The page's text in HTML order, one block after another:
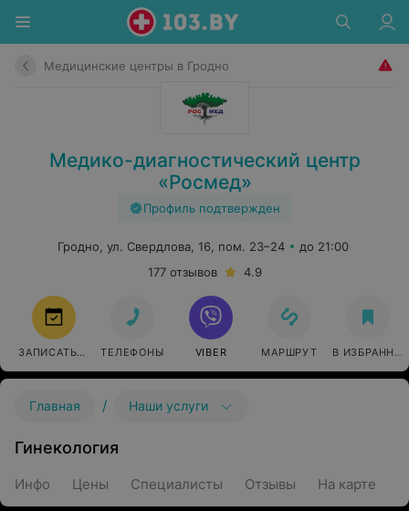
Медицинские центры в Гродно
Медико-диагностический центр
«Росмед»
Профиль подтвержден
Гродно, ул. Свердлова, 16, пом. 23–24
до 21:00
177 отзывов
4.9
ЗАПИСАТЬСЯ ТЕЛЕФОНЫ VIBER МАРШРУТ В ИЗБРАННОЕ
Главная / Наши услуги
Гинекология
Инфо Цены Специалисты Отзывы На карте